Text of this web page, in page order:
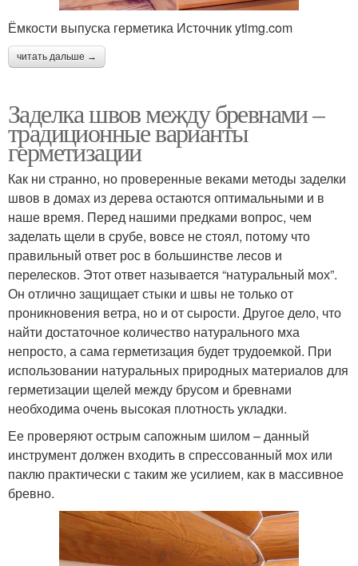
Ёмкости выпуска герметика Источник ytimg.com
читать дальше →
Заделка швов между бревнами –
традиционные варианты
герметизации
Как ни странно, но проверенные веками методы заделки
швов в домах из дерева остаются оптимальными и в
наше время. Перед нашими предками вопрос, чем
заделать щели в срубе, вовсе не стоял, потому что
правильный ответ рос в большинстве лесов и
перелесков. Этот ответ называется “натуральный мох”.
Он отлично защищает стыки и швы не только от
проникновения ветра, но и от сырости. Другое дело, что
найти достаточное количество натурального мха
непросто, а сама герметизация будет трудоемкой. При
использовании натуральных природных материалов для
герметизации щелей между брусом и бревнами
необходима очень высокая плотность укладки.
Ее проверяют острым сапожным шилом – данный
инструмент должен входить в спрессованный мох или
паклю практически с таким же усилием, как в массивное
бревно.